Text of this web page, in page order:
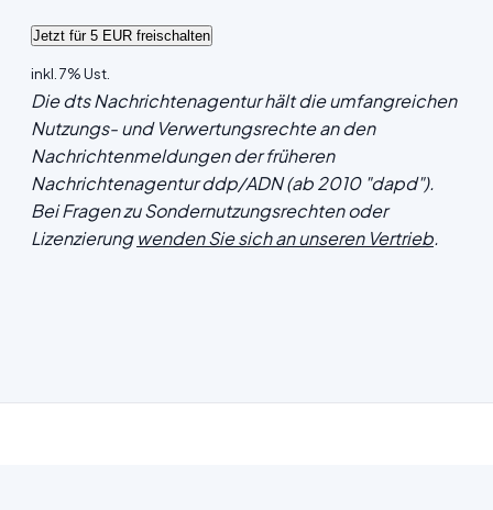
inkl. 7% Ust.
Die dts Nachrichtenagentur hält die umfangreichen
Nutzungs- und Verwertungsrechte an den
Nachrichtenmeldungen der früheren
Nachrichtenagentur ddp/ADN (ab 2010 "dapd").
Bei Fragen zu Sondernutzungsrechten oder
Lizenzierungwenden Sie sich an unseren Vertrieb.